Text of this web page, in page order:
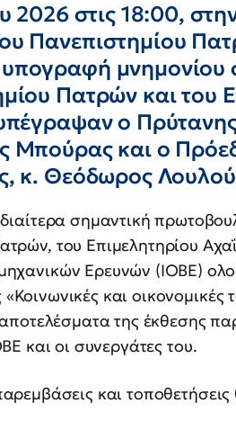
2026 στις 18:00,
Πανεπιστημίου
μνημονίου
Πατρών και του
ο
Μπούρας και ο
κ. Θεόδωρος
σημαντική
του Επιμελητηρίου
Ερευνών (ΙΟΒΕ)
και οικονομικές
αποτελέσματα της έκθεσης
και οι συνεργάτες του.
και